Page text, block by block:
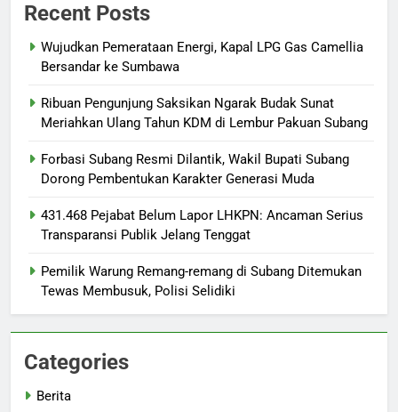
Recent Posts
Wujudkan Pemerataan Energi, Kapal LPG Gas Camellia
Bersandar ke Sumbawa
Ribuan Pengunjung Saksikan Ngarak Budak Sunat
Meriahkan Ulang Tahun KDM di Lembur Pakuan Subang
‎Forbasi Subang Resmi Dilantik, Wakil Bupati Subang
Dorong Pembentukan Karakter Generasi Muda
431.468 Pejabat Belum Lapor LHKPN: Ancaman Serius
Transparansi Publik Jelang Tenggat
Pemilik Warung Remang-remang di Subang Ditemukan
Tewas Membusuk, Polisi Selidiki
Categories
Berita